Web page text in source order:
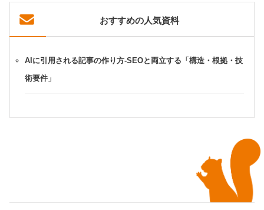
おすすめの人気資料
AIに引用される記事の作り方-SEOと両立する「構造・根拠・技
術要件」